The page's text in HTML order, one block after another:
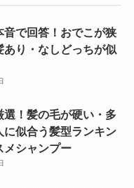
音で回答！おでこが狭
あり・なしどっちが似
選！髪の毛が硬い・多
に似合う髪型ランキン
メシャンプー